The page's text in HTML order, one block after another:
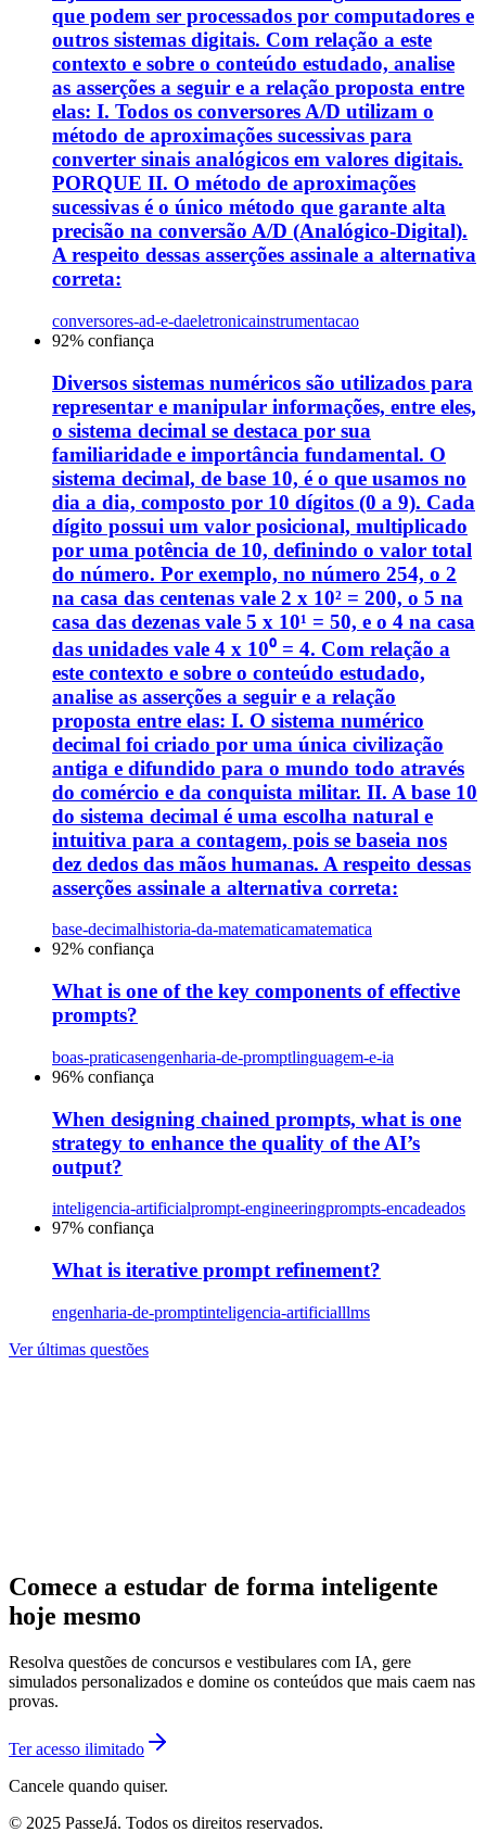
que podem ser processados por computadores e
outros sistemas digitais. Com relação a este
contexto e sobre o conteúdo estudado, analise
as asserções a seguir e a relação proposta entre
elas: I. Todos os conversores A/D utilizam o
método de aproximações sucessivas para
converter sinais analógicos em valores digitais.
PORQUE II. O método de aproximações
sucessivas é o único método que garante alta
precisão na conversão A/D (Analógico-Digital).
A respeito dessas asserções assinale a alternativa
correta:
conversores-ad-e-daeletronicainstrumentacao
92% confiança
Diversos sistemas numéricos são utilizados para
representar e manipular informações, entre eles,
o sistema decimal se destaca por sua
familiaridade e importância fundamental. O
sistema decimal, de base 10, é o que usamos no
dia a dia, composto por 10 dígitos (0 a 9). Cada
dígito possui um valor posicional, multiplicado
por uma potência de 10, definindo o valor total
do número. Por exemplo, no número 254, o 2
na casa das centenas vale 2 x 10² = 200, o 5 na
casa das dezenas vale 5 x 10¹ = 50, e o 4 na casa
das unidades vale 4 x 10⁰ = 4. Com relação a
este contexto e sobre o conteúdo estudado,
analise as asserções a seguir e a relação
proposta entre elas: I. O sistema numérico
decimal foi criado por uma única civilização
antiga e difundido para o mundo todo através
do comércio e da conquista militar. II. A base 10
do sistema decimal é uma escolha natural e
intuitiva para a contagem, pois se baseia nos
dez dedos das mãos humanas. A respeito dessas
asserções assinale a alternativa correta:
base-decimalhistoria-da-matematicamatematica
92% confiança
What is one of the key components of effective
prompts?
boas-praticasengenharia-de-promptlinguagem-e-ia
96% confiança
When designing chained prompts, what is one
strategy to enhance the quality of the AI’s
output?
inteligencia-artificialprompt-engineeringprompts-encadeados
97% confiança
What is iterative prompt refinement?
engenharia-de-promptinteligencia-artificialllms
Ver últimas questões
Comece a estudar de forma inteligente
hoje mesmo
Resolva questões de concursos e vestibulares com IA, gere
simulados personalizados e domine os conteúdos que mais caem nas
provas.
Ter acesso ilimitado
Cancele quando quiser.
© 2025 PasseJá. Todos os direitos reservados.